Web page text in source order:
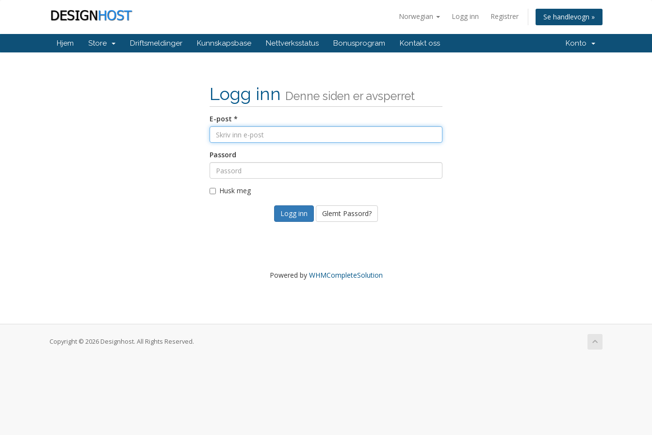
Norwegian Logg inn Registrer Se handlevogn »
Hjem Store Driftsmeldinger Kunnskapsbase Nettverksstatus Bonusprogram Kontakt oss Konto
Logg inn Denne siden er avsperret
E-post *
Passord
Husk meg
Glemt Passord?
Powered by WHMCompleteSolution
Copyright © 2026 Designhost. All Rights Reserved.